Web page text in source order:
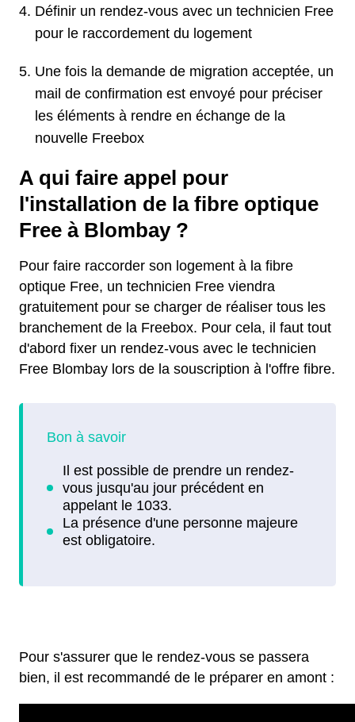
Définir un rendez-vous avec un technicien Free
pour le raccordement du logement
Une fois la demande de migration acceptée, un
mail de confirmation est envoyé pour préciser
les éléments à rendre en échange de la
nouvelle Freebox
A qui faire appel pour
l'installation de la fibre optique
Free à Blombay ?
Pour faire raccorder son logement à la fibre
optique Free, un technicien Free viendra
gratuitement pour se charger de réaliser tous les
branchement de la Freebox. Pour cela, il faut tout
d'abord fixer un rendez-vous avec le technicien
Free Blombay lors de la souscription à l'offre fibre.
Pour s'assurer que le rendez-vous se passera
bien, il est recommandé de le préparer en amont :